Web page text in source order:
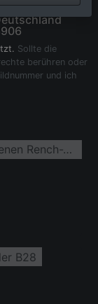
in Lautenbach
Sollte die
berühren oder
und ich
der von Schwarzwaldbergen umgebenen Rench-Tallandschaft
B28